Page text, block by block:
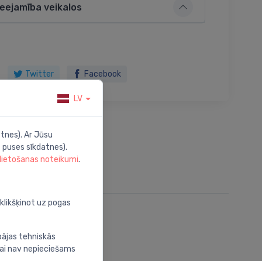
veikalos
Twitter Facebook
LV
Ar Jūsu
sīkdatnes).
noteikumi.
uz pogas
tehniskās
nav nepieciešams